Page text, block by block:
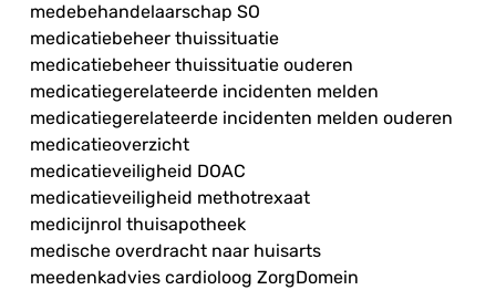
medebehandelaarschap SO
medicatiebeheer thuissituatie
medicatiebeheer thuissituatie ouderen
medicatiegerelateerde incidenten melden
medicatiegerelateerde incidenten melden ouderen
medicatieoverzicht
medicatieveiligheid DOAC
medicatieveiligheid methotrexaat
medicijnrol thuisapotheek
medische overdracht naar huisarts
meedenkadvies cardioloog ZorgDomein